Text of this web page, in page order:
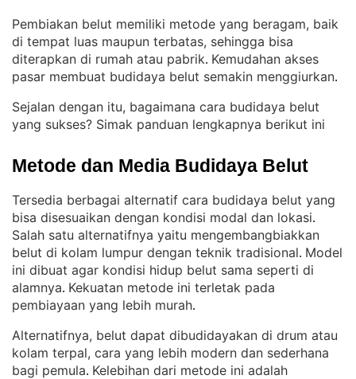
Pembiakan belut memiliki metode yang beragam, baik
di tempat luas maupun terbatas, sehingga bisa
diterapkan di rumah atau pabrik. Kemudahan akses
pasar membuat budidaya belut semakin menggiurkan.
Sejalan dengan itu, bagaimana cara budidaya belut
yang sukses? Simak panduan lengkapnya berikut ini
Metode dan Media Budidaya Belut
Tersedia berbagai alternatif cara budidaya belut yang
bisa disesuaikan dengan kondisi modal dan lokasi
Salah satu alternatifnya yaitu mengembangbiakkan
belut di kolam lumpur dengan teknik tradisional. Model
ini dibuat agar kondisi hidup belut sama seperti di
alamnya. Kekuatan metode ini terletak pada
pembiayaan yang lebih murah.
Alternatifnya, belut dapat dibudidayakan di drum atau
kolam terpal, cara yang lebih modern dan sederhana
bagi pemula. Kelebihan dari metode ini adalah